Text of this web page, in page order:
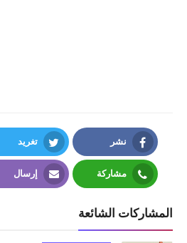
نشر
Facebook
تغريد
Twitter
مشاركة إرسال
المشاركات الشائعة